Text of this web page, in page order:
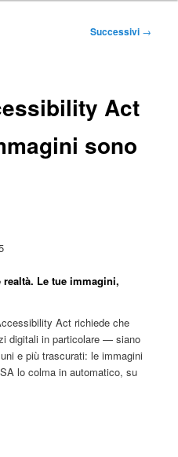
Successivi →
Act
sono
realtà. Le tue immagini,
Act richiede che
digitali in particolare — siano
e più trascurati: le immagini
lo colma in automatico, su